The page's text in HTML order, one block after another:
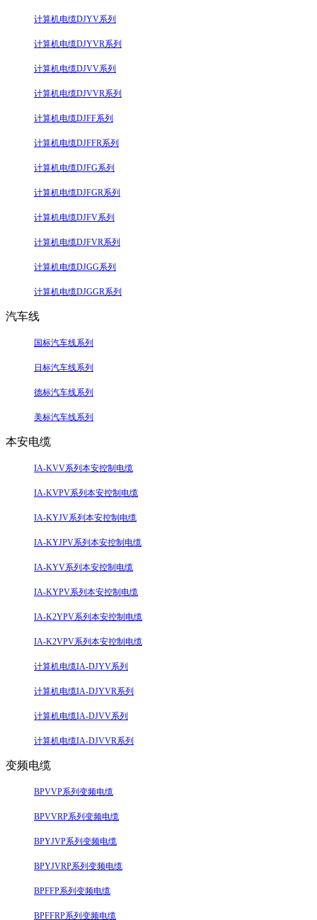
计算机电缆DJYV系列
计算机电缆DJYVR系列
计算机电缆DJVV系列
计算机电缆DJVVR系列
计算机电缆DJFF系列
计算机电缆DJFFR系列
计算机电缆DJFG系列
计算机电缆DJFGR系列
计算机电缆DJFV系列
计算机电缆DJFVR系列
计算机电缆DJGG系列
计算机电缆DJGGR系列
汽车线
国标汽车线系列
日标汽车线系列
德标汽车线系列
美标汽车线系列
本安电缆
IA-KVV系列本安控制电缆
IA-KVPV系列本安控制电缆
IA-KYJV系列本安控制电缆
IA-KYJPV系列本安控制电缆
IA-KYV系列本安控制电缆
IA-KYPV系列本安控制电缆
IA-K2YPV系列本安控制电缆
IA-K2VPV系列本安控制电缆
计算机电缆IA-DJYV系列
计算机电缆IA-DJYVR系列
计算机电缆IA-DJVV系列
计算机电缆IA-DJVVR系列
变频电缆
BPVVP系列变频电缆
BPVVRP系列变频电缆
BPYJVP系列变频电缆
BPYJVRP系列变频电缆
BPFFP系列变频电缆
BPFFRP系列变频电缆